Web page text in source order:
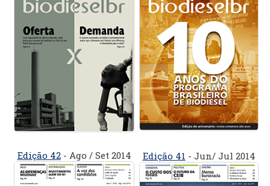
Edição 42- Ago / Set 2014 Edição 41 - Jun/ Jul 2014